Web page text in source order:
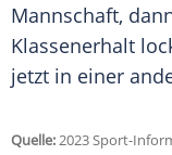
Mannschaft,
Klassenerhalt
jetzt in einer
Quelle:2023 Sport-